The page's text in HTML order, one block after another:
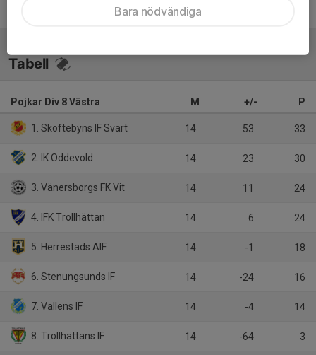
Tabell
Pojkar Div 8 Västra M +/- P
1. Skoftebyns IF Svart 14 53 33
2. IK Oddevold 14 23 30
3. Vänersborgs FK Vit 14 11 24
4. IFK Trollhättan 14 6 24
5. Herrestads AIF 14 -1 18
6. Stenungsunds IF 14 -24 16
7. Vallens IF 14 -4 14
8. Trollhättans IF 14 -64 3
Bara nödvändiga